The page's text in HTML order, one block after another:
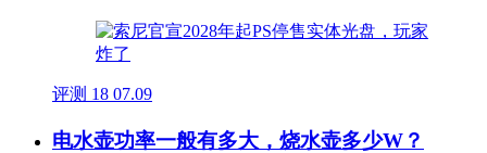
评测 18 07.09
电水壶功率一般有多大，烧水壶多少W？